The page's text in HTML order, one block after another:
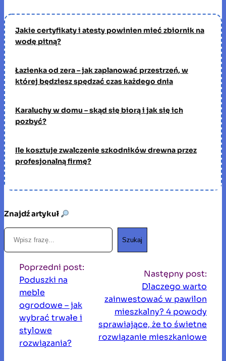
Jakie certyfikaty i atesty powinien mieć zbiornik na
wodę pitną?
Łazienka od zera – jak zaplanować przestrzeń, w
której będziesz spędzać czas każdego dnia
Karaluchy w domu – skąd się biorą i jak się ich
pozbyć?
Ile kosztuje zwalczenie szkodników drewna przez
profesjonalną firmę?
Znajdź artykuł
S
Szukaj
Poprzedni post:
Poduszki na
meble
ogrodowe – jak
wybrać trwałe i
stylowe
rozwiązania?
Następny post:
Dlaczego warto
zainwestować w pawilon
mieszkalny? 4 powody
sprawiające, że to świetne
rozwiązanie mieszkaniowe